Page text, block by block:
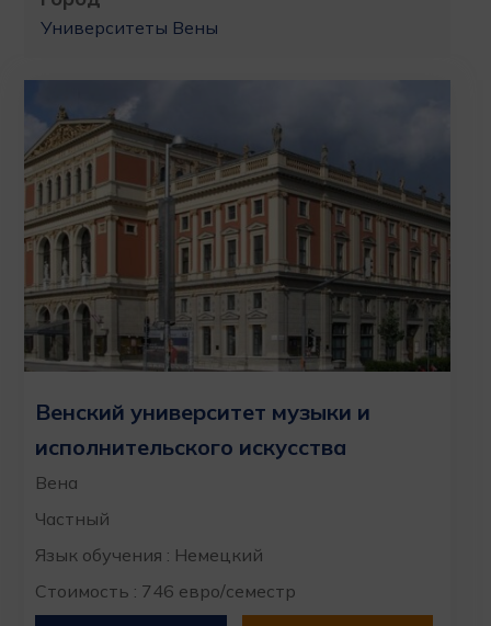
Университеты Вены
Венский университет музыки и
исполнительского искусства
Вена
Частный
Язык обучения : Немецкий
Стоимость : 746 евро/семестр